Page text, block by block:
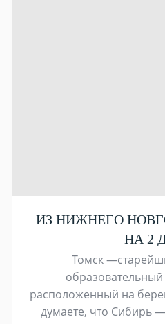
ИЗ НИЖНЕГО
НА 2
Томск
расположенный на
думаете, что Сибирь